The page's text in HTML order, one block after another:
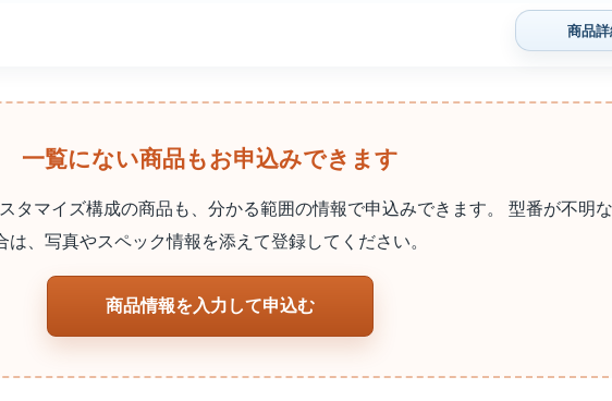
商品
一覧にない商品もお申込みできます
タマイズ構成の商品も、分かる範囲の情報で申込みできます。 型番が不明
は、写真やスペック情報を添えて登録してください。
商品情報を入力して申込む